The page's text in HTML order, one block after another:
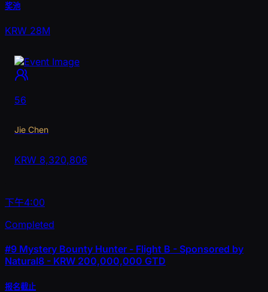
奖池
KRW 28M
56
Jie Chen
KRW 8,320,806
下午4:00
Completed
#9 Mystery Bounty Hunter - Flight B - Sponsored by
Natural8 - KRW 200,000,000 GTD
报名截止